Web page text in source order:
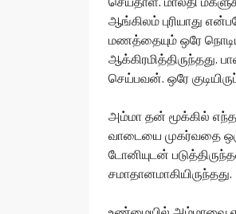
ஆங்கிலம் புரியாது
மணத்தையும் ஒரே
செய்பவன். ஒரே
அம்மா தன் மூக்கில்
வாடையை முகர்வதை
டோனியுடன்
சமாதானமாகியிருந்தது.